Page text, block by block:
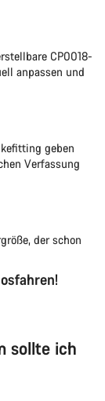
CP0018-
anpassen und
geben
Verfassung
der schon
sollte ich